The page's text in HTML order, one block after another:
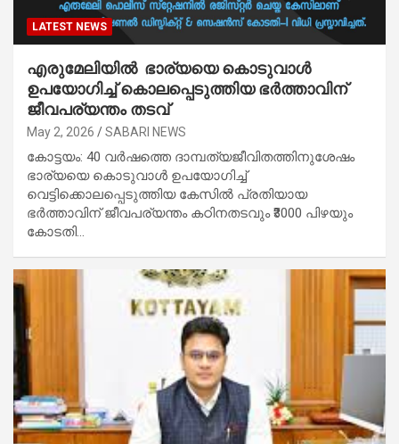
LATEST NEWS
എരുമേലിയിൽ ഭാര്യയെ കൊടുവാൾ
ഉപയോഗിച്ച് കൊലപ്പെടുത്തിയ ഭർത്താവിന്
ജീവപര്യന്തം തടവ്
May 2, 2026 SABARI NEWS
കോട്ടയം: 40 വർഷത്തെ ദാമ്പത്യജീവിതത്തിനുശേഷം
ഭാര്യയെ കൊടുവാൾ ഉപയോഗിച്ച്
വെട്ടിക്കൊലപ്പെടുത്തിയ കേസിൽ പ്രതിയായ
ഭർത്താവിന് ജീവപര്യന്തം കഠിനതടവും ₹3000 പിഴയും
കോടതി…